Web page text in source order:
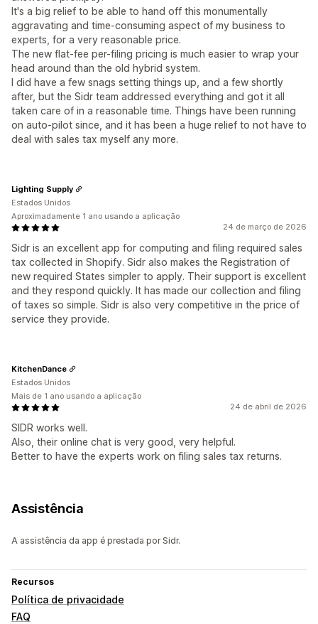
It's a big relief to be able to hand off this monumentally
aggravating and time-consuming aspect of my business to
experts, for a very reasonable price.
The new flat-fee per-filing pricing is much easier to wrap your
head around than the old hybrid system.
I did have a few snags setting things up, and a few shortly
after, but the Sidr team addressed everything and got it all
taken care of in a reasonable time. Things have been running
on auto-pilot since, and it has been a huge relief to not have to
deal with sales tax myself any more.
24 de março de 2026
Sidr is an excellent app for computing and filing required sales
tax collected in Shopify. Sidr also makes the Registration of
new required States simpler to apply. Their support is excellent
and they respond quickly. It has made our collection and filing
of taxes so simple. Sidr is also very competitive in the price of
service they provide.
Lighting Supply
Estados Unidos
Aproximadamente 1 ano usando a aplicação
24 de abril de 2026
SIDR works well.
Also, their online chat is very good, very helpful.
Better to have the experts work on filing sales tax returns.
KitchenDance
Estados Unidos
Mais de 1 ano usando a aplicação
Assistência
A assistência da app é prestada por Sidr.
Recursos
Política de privacidade
FAQ